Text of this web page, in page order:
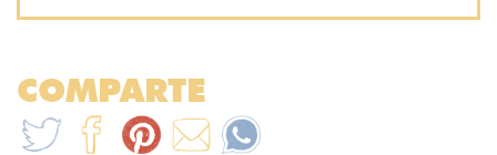
COMPARTE